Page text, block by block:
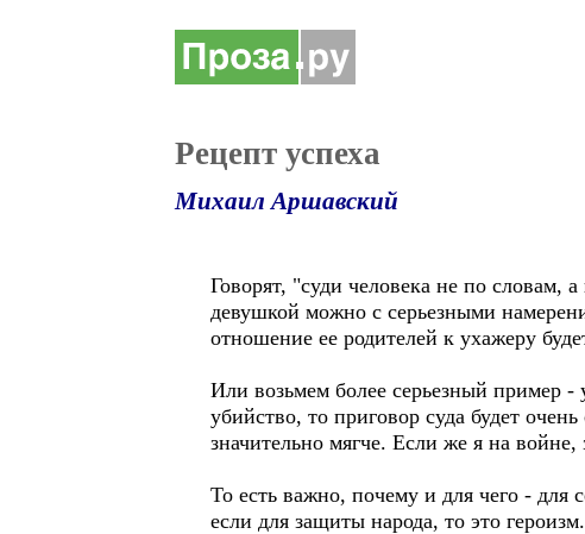
Рецепт успеха
Михаил Аршавский
Говорят, "суди человека не по словам,
девушкой можно с серьезными
отношение ее родителей к ухажеру
Или возьмем более серьезный пример -
убийство, то приговор суда будет
значительно мягче. Если же я на
То есть важно, почему и для чего -
если для защиты народа, то это